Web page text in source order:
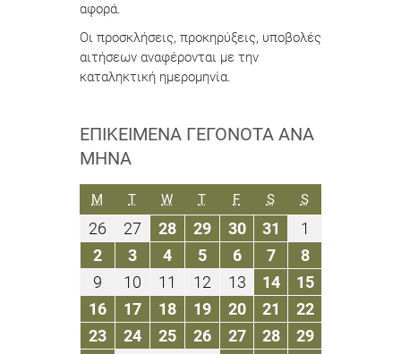
αφορά.
Οι προσκλήσεις, προκηρύξεις, υποβολές
αιτήσεων αναφέρονται με την
καταληκτική ημερομηνία.
ΕΠΙΚΕΊΜΕΝΑ ΓΕΓΟΝΌΤΑ ΑΝΆ
ΜΉΝΑ
M ΔΕΥΤΈΡΑ
TΤΡΊΤΗ
WΤΕΤΆΡΤΗ
TΠΈΜΠΤΗ
FΠΑΡΑΣΚΕΥΉ
SΣΆΒΒΑΤΟ
SΚΥΡΙΑΚΉ
26
Αυγούστου
2019
27
Αυγούστου
2019
2828
Αυγούστου
2019
2929
Αυγούστου
2019
3030
Αυγούστου
2019
31
Αυγούστου
2019
1
2019
22
Σεπτεμβρίου
2019
33
Σεπτεμβρίου
2019
44
Σεπτεμβρίου
2019
55
Σεπτεμβρίου
2019
66
Σεπτεμβρίου
2019
77
Σεπτεμβρίου
2019
88
2019
9
Σεπτεμβρίου
2019
10
Σεπτεμβρίου
2019
11
Σεπτεμβρίου
2019
12
Σεπτεμβρίου
2019
1313
Σεπτεμβρίου
2019
1414
Σεπτεμβρίου
2019
1515
2019
1616
Σεπτεμβρίου
2019
1717
Σεπτεμβρίου
2019
1818
Σεπτεμβρίου
2019
1919
Σεπτεμβρίου
2019
2020
Σεπτεμβρίου
2019
21 21
Σεπτεμβρίου
2019
2222
2019
2323 2424 2525 2626 272728282929